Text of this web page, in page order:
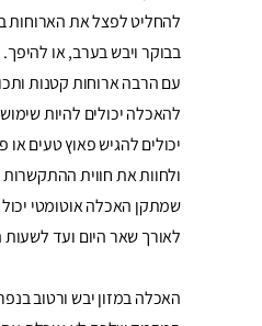
להחליט לפצל את הארוחות
בבוקר ויבש בערב, או
עם הרבה ארוחות קטנות
להאכלה יכולים להיות
יכולים להגיש פאוץ טעים או
ולחוות את חווית
שמתקן האכלה אוטומטי
לאורך שאר היום ועד
האכלה במזון יבש ורטוב